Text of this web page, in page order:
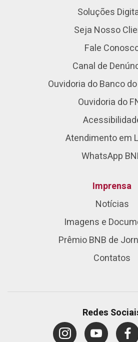
Soluções
Seja Nosso
Fale
Canal de
Ouvidoria do Banco
Ouvidoria do
Atendimento em
WhatsApp
Imprensa
Notícias
Imagens e
Prêmio BNB de
Contatos
Redes